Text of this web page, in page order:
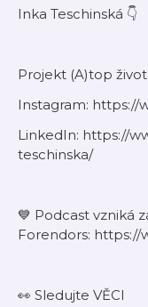
Inka Teschinská 👇
Projekt (A)top
Instagram: https://
LinkedIn: https://
teschinska/
💙 Podcast vzniká
Forendors: ⁠https://
👀 Sledujte VĚCI